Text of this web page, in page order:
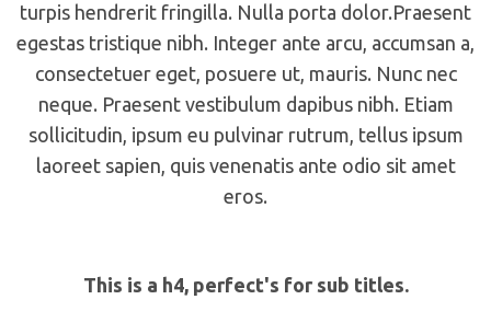
turpis hendrerit fringilla. Nulla porta dolor.Praesent
egestas tristique nibh. Integer ante arcu, accumsan a,
consectetuer eget, posuere ut, mauris. Nunc nec
neque. Praesent vestibulum dapibus nibh. Etiam
sollicitudin, ipsum eu pulvinar rutrum, tellus ipsum
laoreet sapien, quis venenatis ante odio sit amet
eros.
This is a h4, perfect's for sub titles.